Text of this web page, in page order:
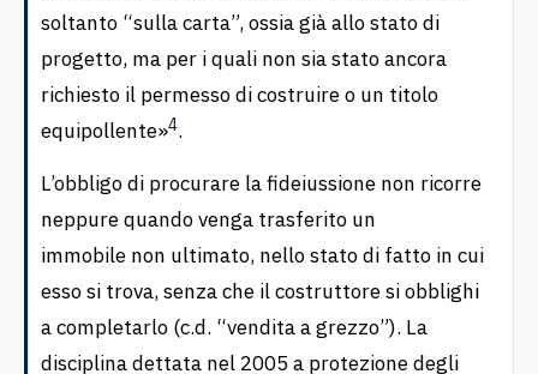
soltanto “sulla carta”, ossia già allo stato di
progetto, ma per i quali non sia stato ancora
richiesto il permesso di costruire o un titolo
equipollente»4.
L’obbligo di procurare la fideiussione non ricorre
neppure quando venga trasferito un
immobile non ultimato, nello stato di fatto in cui
esso si trova, senza che il costruttore si obblighi
a completarlo (c.d. “vendita a grezzo”). La
disciplina dettata nel 2005 a protezione degli